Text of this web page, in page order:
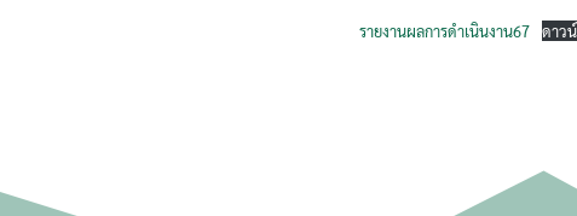
รายงานผลการดำเนินงาน67 ดาว